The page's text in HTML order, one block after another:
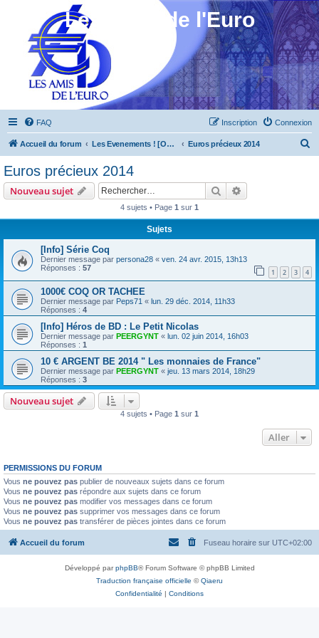
Les Amis de l'Euro
FAQ Connexion
Inscription
Accueil du forum Les Evenements ! [Ouvert au public] Euros précieux 2014
e
Euros précieux 2014
Nouveau sujet Rechercher
4 sujets • Page 1 sur 1
Sujets
[Info] Série Coq
Dernier message par persona28 « ven. 24 avr. 2015, 13h13
Réponses : 57 1 2 3 4
1000€ COQ OR TACHEE
Dernier message par Peps71 « lun. 29 déc. 2014, 11h33
Réponses : 4
[Info] Héros de BD : Le Petit Nicolas
Dernier message par PEERGYNT « lun. 02 juin 2014, 16h03
Réponses : 1
10 € ARGENT BE 2014 " Les monnaies de France"
Dernier message par PEERGYNT « jeu. 13 mars 2014, 18h29
Réponses : 3
Nouveau sujet
4 sujets • Page 1 sur 1
Aller
PERMISSIONS DU FORUM
Vous ne pouvez pas publier de nouveaux sujets dans ce forum
Vous ne pouvez pas répondre aux sujets dans ce forum
Vous ne pouvez pas modifier vos messages dans ce forum
Vous ne pouvez pas supprimer vos messages dans ce forum
Vous ne pouvez pas transférer de pièces jointes dans ce forum
Accueil du forum Fuseau horaire sur UTC+02:00
Développé parphpBB® Forum Software © phpBB Limited
Traduction française officielle ©Qiaeru
Confidentialité | Conditions